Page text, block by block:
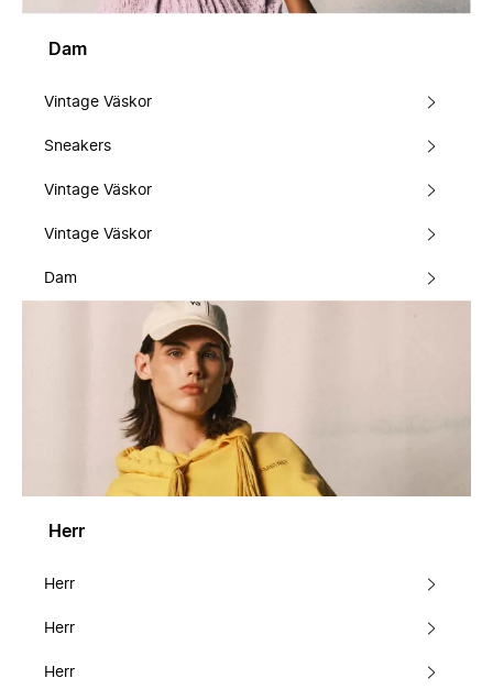
Dam
Vintage Väskor
Sneakers
Vintage Väskor
Vintage Väskor
Dam
Herr
Herr
Herr
Herr